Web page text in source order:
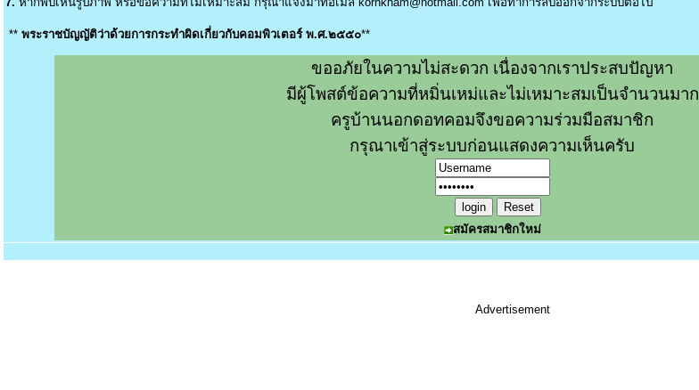
** พระราชบัญญัติว่าด้วยการกระทำผิดเกี่ยวกับคอมพิวเตอร์ พ.ศ.๒๕๕๐**
ขออภัยในความไม่สะดวก เนื่องจากเราประสบปัญหา
มีผู้โพสต์ข้อความที่หมิ่นเหม่และไม่เหมาะสมเป็นจำนวนมาก
ครูบ้านนอกดอทคอมจึงขอความร่วมมือสมาชิก
กรุณาเข้าสู่ระบบก่อนแสดงความเห็นครับ
สมัครสมาชิกใหม่
Advertisement